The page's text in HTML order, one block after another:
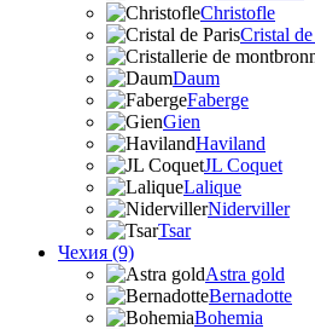
Christofle
Cristal
Daum
Faberge
Gien
Haviland
JL Coquet
Lalique
Niderviller
Tsar
Чехия (9)
Astra gold
Bernadotte
Bohemia